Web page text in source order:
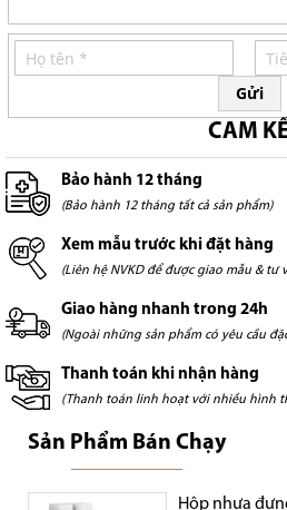
Gửi
CAM
Bảo hành 12 tháng
(Bảo hành 12 tháng tất cả sản phẩm)
Xem mẫu trước khi đặt hàng
(Liên hệ NVKD để được giao mẫu & tư
Giao hàng nhanh trong 24h
(Ngoài những sản phẩm có yêu cầu
Thanh toán khi nhận hàng
(Thanh toán linh hoạt với nhiều hình
Sản Phẩm Bán Chạy
Hộp nhựa